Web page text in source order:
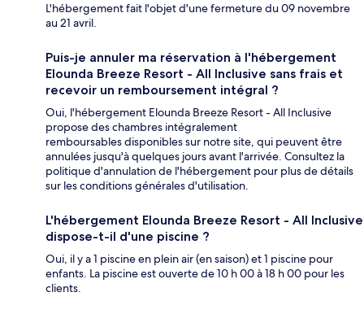
L'hébergement fait l'objet d'une fermeture du 09 novembre
au 21 avril.
Puis-je annuler ma réservation à l'hébergement
Elounda Breeze Resort - All Inclusive sans frais et
recevoir un remboursement intégral ?
Oui, l'hébergement Elounda Breeze Resort - All Inclusive
propose des chambres intégralement
remboursables disponibles sur notre site, qui peuvent être
annulées jusqu'à quelques jours avant l'arrivée. Consultez la
politique d'annulation de l'hébergement pour plus de détails
sur les conditions générales d'utilisation.
L'hébergement Elounda Breeze Resort - All Inclusive
dispose-t-il d'une piscine ?
Oui, il y a 1 piscine en plein air (en saison) et 1 piscine pour
enfants. La piscine est ouverte de 10 h 00 à 18 h 00 pour les
clients.